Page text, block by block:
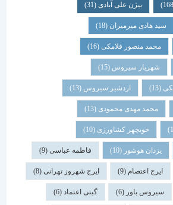
بیژن علی آبادی(31)
میرمیران(18)
منصور فلامکی (16)
سیروس(15)
اردشیر سیروس(13)
مهدی محمودی(13)
خوبچهر کشاورزی(10)
هوشور(10) فاطمه عباسی(9)
اعتصام(9) ایرج شهروز تهرانی(8)
باور(6) گیتی اعتماد(6)